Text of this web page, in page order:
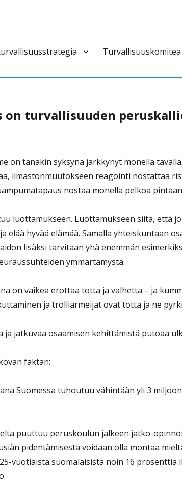
yhteistoimintaelin.
Turvallisuuskomitea
on turvallisuuden
on tänäkin syksynä järkkynyt monella
ilmastonmuutokseen reagointi nostattaa
nostaa monella pelkoa
luottamukseen. Luottamukseen siitä, että
elää hyvää elämää. Samalla yhteiskuntaan
lisäksi tarvitaan yhä enemmän
ymmärtämystä.
on vaikea erottaa totta ja valhetta – ja
ja trolliarmeijat ovat totta ja ne
jatkuvaa osaamisen kehittämistä putoaa
faktan:
Suomessa tuhoutuu vähintään yli 3
puuttuu peruskoulun jälkeen jatko-
pidentämisestä voidaan olla montaa
vuotiaista suomalaisista noin 16 prosenttia